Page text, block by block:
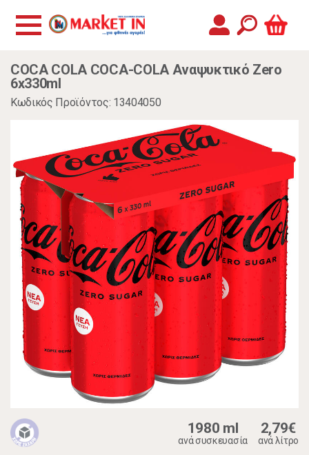
COCA COLA COCA-COLA Αναψυκτικό Zero
6x330ml
Κωδικός Προϊόντος: 13404050
1980 ml
ανά συσκευασία
2,79€
ανά λίτρο